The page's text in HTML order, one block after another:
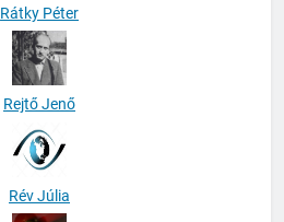
Rátky Péter
Rejtő Jenő
Rév Júlia